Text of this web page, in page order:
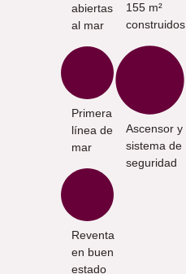
abiertas
al mar
Primera
línea de
mar
Reventa
en buen
estado
155 m²
construidos
Ascensor y
sistema de
seguridad